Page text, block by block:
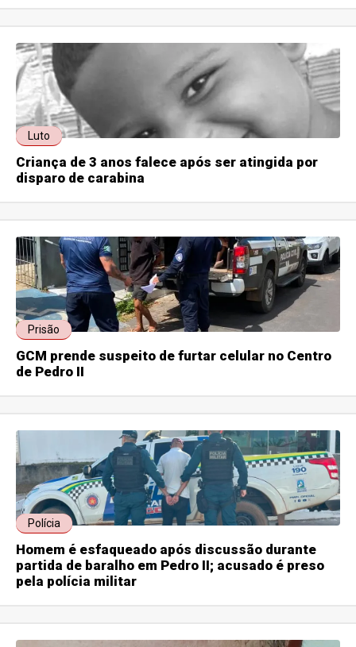
Luto
Criança de 3 anos falece após ser atingida por
disparo de carabina
Prisão
GCM prende suspeito de furtar celular no Centro
de Pedro II
Polícia
Homem é esfaqueado após discussão durante
partida de baralho em Pedro II; acusado é preso
pela polícia militar